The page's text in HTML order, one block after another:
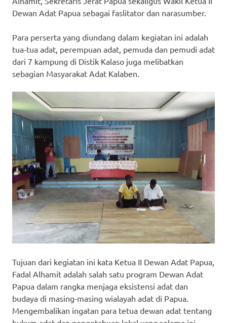
Dewan Adat Papua sebagai faslitator dan narasumber.
Para perserta yang diundang dalam kegiatan ini adalah
tua-tua adat, perempuan adat, pemuda dan pemudi adat
dari 7 kampung di Distik Kalaso juga melibatkan
sebagian Masyarakat Adat Kalaben.
Tujuan dari kegiatan ini kata Ketua II Dewan Adat Papua,
Fadal Alhamit adalah salah satu program Dewan Adat
Papua dalam rangka menjaga eksistensi adat dan
budaya di masing-masing wialayah adat di Papua.
Mengembalikan ingatan para tetua dewan adat tentang